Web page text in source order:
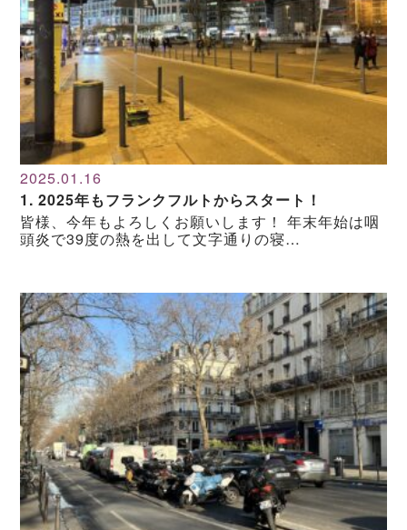
2025.01.16
1. 2025年もフランクフルトからスタート！
皆様、今年もよろしくお願いします！ 年末年始は咽
頭炎で39度の熱を出して文字通りの寝…